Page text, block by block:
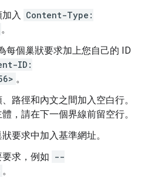
入 Content-Type:
。
每個巢狀要求加上您自己的 ID
ID:
。
路徑和內文之間加入空白行。
，請在下一個界線前留空行。
要求中加入基準網址。
求，例如 --
。